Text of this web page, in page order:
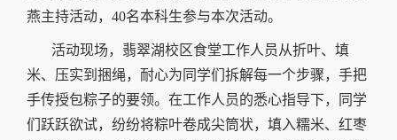
燕主持活动，40名本科生参与本次活动。
活动现场，翡翠湖校区食堂工作人员从折叶、填
米、压实到捆绳，耐心为同学们拆解每一个步骤，手把
手传授包粽子的要领。在工作人员的悉心指导下，同学
们跃跃欲试，纷纷将粽叶卷成尖筒状，填入糯米、红枣